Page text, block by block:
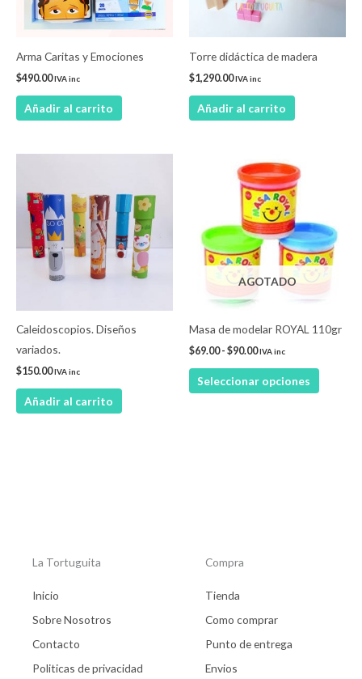
Arma Caritas y Emociones
$490.00IVA inc
Añadir al carrito
Torre didáctica de madera
$1,290.00IVA inc
Añadir al carrito
Caleidoscopios. Diseños
variados.
$150.00IVA inc
Añadir al carrito
AGOTADO
Masa de modelar ROYAL 110gr
$69.00 - $90.00
de
precios:
desde
$69.00
hasta
$90.00
IVA inc
Seleccionar opciones
Las
se
pueden
en
La Tortuguita
Inicio
Sobre Nosotros
Contacto
Politicas de privacidad
Compra
Tienda
Como comprar
Punto de entrega
Envios